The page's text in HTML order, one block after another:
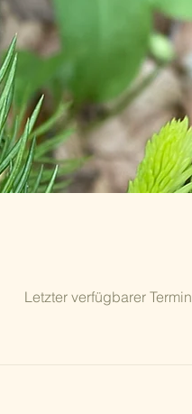
Letzter verfügbarer Termin